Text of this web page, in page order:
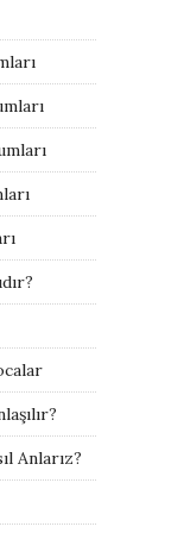
Anlarız?